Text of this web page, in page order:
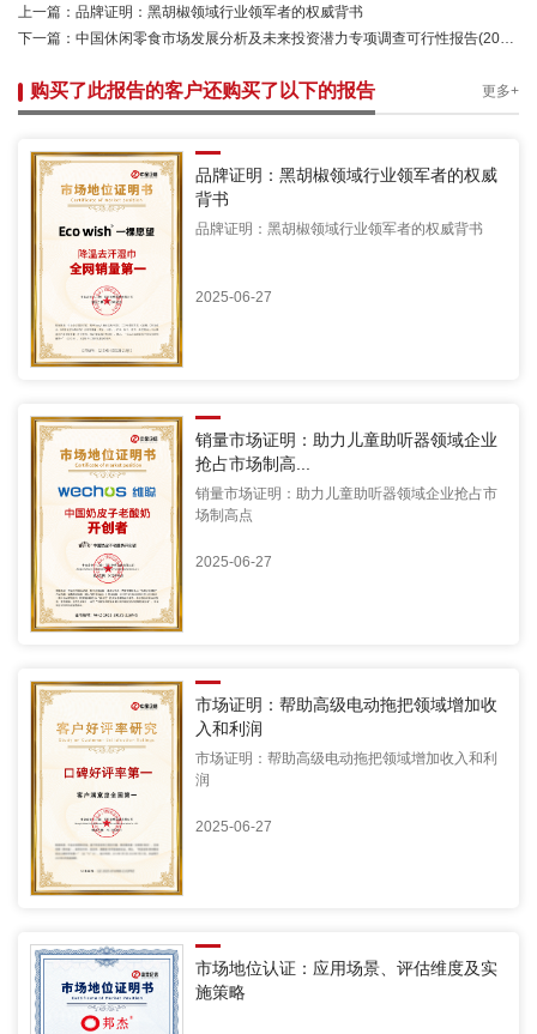
上一篇： 品牌证明：黑胡椒领域行业领军者的权威背书
下一篇： 中国休闲零食市场发展分析及未来投资潜力专项调查可行性报告(2021定制版)
购买了此报告的客户还购买了以下的报告 更多+
品牌证明：黑胡椒领域行业领军者的权威
背书
品牌证明：黑胡椒领域行业领军者的权威背书
2025-06-27
销量市场证明：助力儿童助听器领域企业
抢占市场制高...
销量市场证明：助力儿童助听器领域企业抢占市
场制高点
2025-06-27
市场证明：帮助高级电动拖把领域增加收
入和利润
市场证明：帮助高级电动拖把领域增加收入和利
润
2025-06-27
市场地位认证：应用场景、评估维度及实
施策略